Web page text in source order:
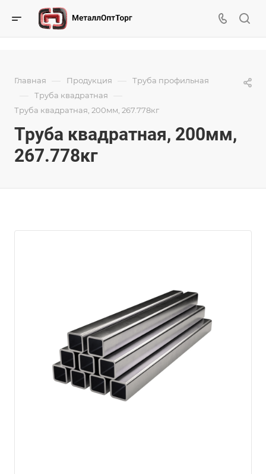
Главная — Продукция — Труба профильная
— Труба квадратная —
Труба квадратная, 200мм, 267.778кг
Труба квадратная, 200мм,
267.778кг